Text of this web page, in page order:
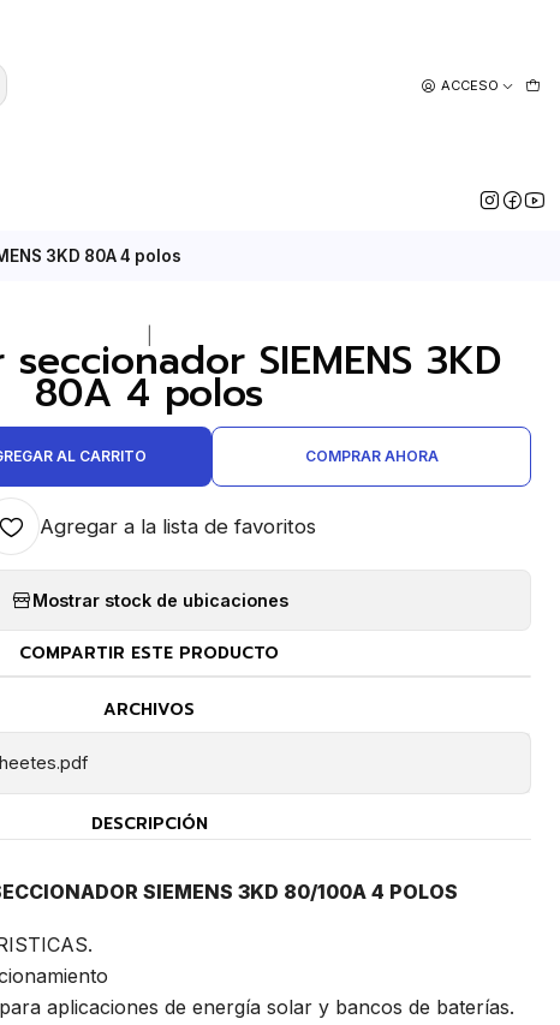
ACCESO
3KD 80A 4 polos
SIEMENS 3KD
80A 4 polos
AL CARRITO COMPRAR AHORA
Agregar a la lista de favoritos
Mostrar stock de ubicaciones
COMPARTIR ESTE PRODUCTO
ARCHIVOS
DESCRIPCIÓN
SIEMENS 3KD 80/100A 4 POLOS
aplicaciones de energía solar y bancos de baterías.